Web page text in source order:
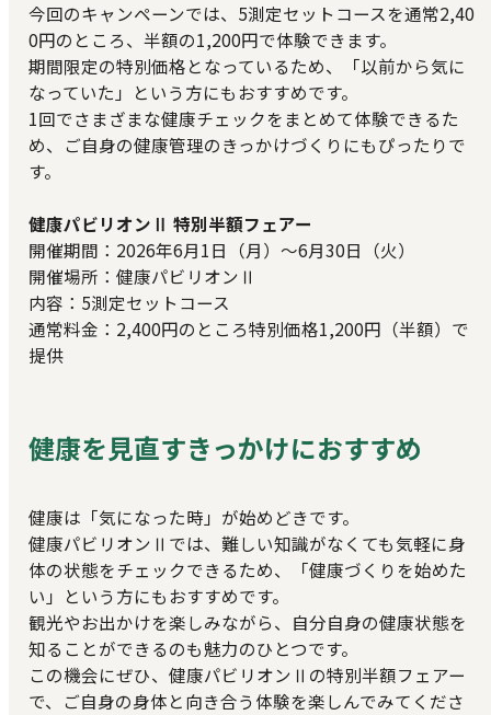
今回のキャンペーンでは、5測定セットコースを通常2,40
0円のところ、半額の1,200円で体験できます。
期間限定の特別価格となっているため、「以前から気に
なっていた」という方にもおすすめです。
1回でさまざまな健康チェックをまとめて体験できるた
め、ご自身の健康管理のきっかけづくりにもぴったりで
す。
健康パビリオンⅡ 特別半額フェアー
開催期間：2026年6月1日（月）～6月30日（火）
開催場所：健康パビリオンⅡ
内容：5測定セットコース
通常料金：2,400円のところ特別価格1,200円（半額）で
提供
健康を見直すきっかけにおすすめ
健康は「気になった時」が始めどきです。
健康パビリオンⅡでは、難しい知識がなくても気軽に身
体の状態をチェックできるため、「健康づくりを始めた
い」という方にもおすすめです。
観光やお出かけを楽しみながら、自分自身の健康状態を
知ることができるのも魅力のひとつです。
この機会にぜひ、健康パビリオンⅡの特別半額フェアー
で、ご自身の身体と向き合う体験を楽しんでみてくださ